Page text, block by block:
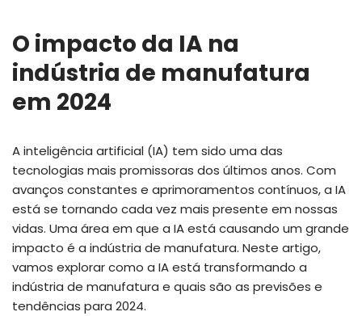
O impacto da IA na
indústria de manufatura
em 2024
A inteligência artificial (IA) tem sido uma das
tecnologias mais promissoras dos últimos anos. Com
avanços constantes e aprimoramentos contínuos, a IA
está se tornando cada vez mais presente em nossas
vidas. Uma área em que a IA está causando um grande
impacto é a indústria de manufatura. Neste artigo,
vamos explorar como a IA está transformando a
indústria de manufatura e quais são as previsões e
tendências para 2024.